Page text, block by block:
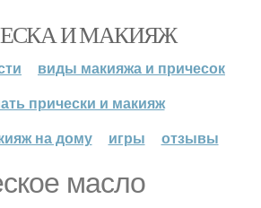
И МАКИЯЖ
виды макияжа и причесок
прически и макияж
на дому
игры отзывы
масло